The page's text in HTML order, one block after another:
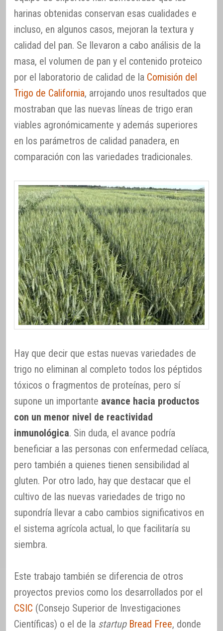
harinas obtenidas conservan esas cualidades e
incluso, en algunos casos, mejoran la textura y
calidad del pan. Se llevaron a cabo análisis de la
masa, el volumen de pan y el contenido proteico
por el laboratorio de calidad de la Comisión del
Trigo de California, arrojando unos resultados que
mostraban que las nuevas líneas de trigo eran
viables agronómicamente y además superiores
en los parámetros de calidad panadera, en
comparación con las variedades tradicionales.
Hay que decir que estas nuevas variedades de
trigo no eliminan al completo todos los péptidos
tóxicos o fragmentos de proteínas, pero sí
supone un importante avance hacia productos
con un menor nivel de reactividad
inmunológica. Sin duda, el avance podría
beneficiar a las personas con enfermedad celíaca,
pero también a quienes tienen sensibilidad al
gluten. Por otro lado, hay que destacar que el
cultivo de las nuevas variedades de trigo no
supondría llevar a cabo cambios significativos en
el sistema agrícola actual, lo que facilitaría su
siembra.
Este trabajo también se diferencia de otros
proyectos previos como los desarrollados por el
CSIC (Consejo Superior de Investigaciones
Científicas) o el de la startup Bread Free, donde